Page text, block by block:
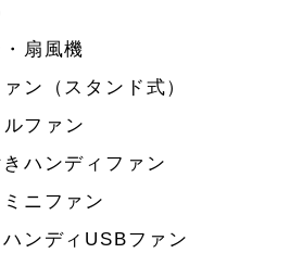
扇風機
ン（スタンド式）
ファン
ハンディファン
ニファン
ンディUSBファン